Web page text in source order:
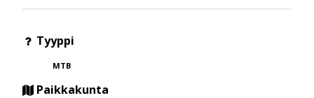
Tyyppi
MTB
Paikkakunta